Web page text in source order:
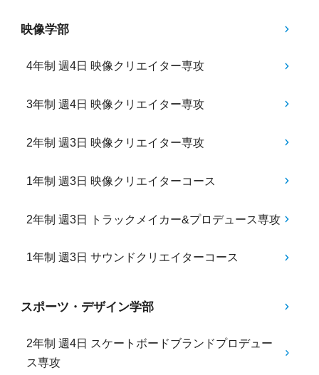
映像学部
4年制 週4日 映像クリエイター専攻
3年制 週4日 映像クリエイター専攻
2年制 週3日 映像クリエイター専攻
1年制 週3日 映像クリエイターコース
2年制 週3日 トラックメイカー&プロデュース専攻
1年制 週3日 サウンドクリエイターコース
スポーツ・デザイン学部
2年制 週4日 スケートボードブランドプロデュー
ス専攻